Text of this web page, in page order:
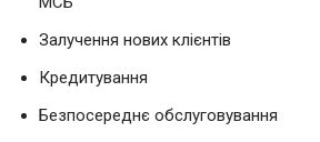
Залучення нових клієнтів
Кредитування
Безпосереднє обслуговування